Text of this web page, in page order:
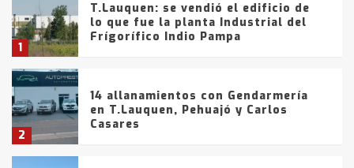
1
T.Lauquen: se vendió el edificio de
lo que fue la planta Industrial del
Frígorífico Indio Pampa
2
14 allanamientos con Gendarmería
en T.Lauquen, Pehuajó y Carlos
Casares